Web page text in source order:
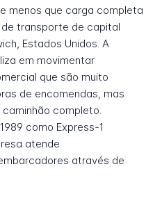
menos que carga completa
de transporte de capital
Estados Unidos. A
em movimentar
que são muito
de encomendas, mas
completo.
como Express-1
atende
através de